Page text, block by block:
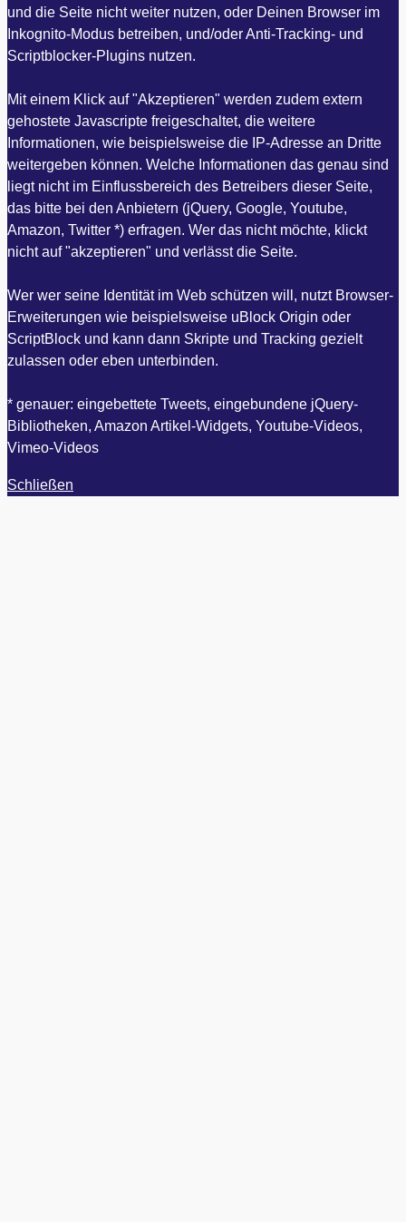
und die Seite nicht weiter nutzen, oder Deinen Browser im
Inkognito-Modus betreiben, und/oder Anti-Tracking- und
Scriptblocker-Plugins nutzen.
Mit einem Klick auf "Akzeptieren" werden zudem extern
gehostete Javascripte freigeschaltet, die weitere
Informationen, wie beispielsweise die IP-Adresse an Dritte
weitergeben können. Welche Informationen das genau sind
liegt nicht im Einflussbereich des Betreibers dieser Seite,
das bitte bei den Anbietern (jQuery, Google, Youtube,
Amazon, Twitter *) erfragen. Wer das nicht möchte, klickt
nicht auf "akzeptieren" und verlässt die Seite.
Wer wer seine Identität im Web schützen will, nutzt Browser-
Erweiterungen wie beispielsweise uBlock Origin oder
ScriptBlock und kann dann Skripte und Tracking gezielt
zulassen oder eben unterbinden.
* genauer: eingebettete Tweets, eingebundene jQuery-
Bibliotheken, Amazon Artikel-Widgets, Youtube-Videos,
Vimeo-Videos
Schließen